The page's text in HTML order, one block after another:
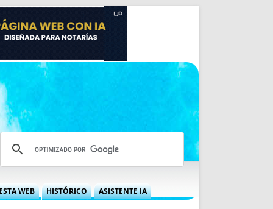
WEB HISTÓRICO ASISTENTE IA